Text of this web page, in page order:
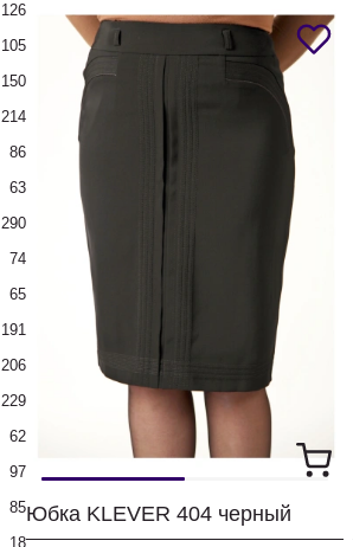
126
105
150
214
86
63
290
74
65
191
206
229
62
97
85
18
Юбка KLEVER 404 черный